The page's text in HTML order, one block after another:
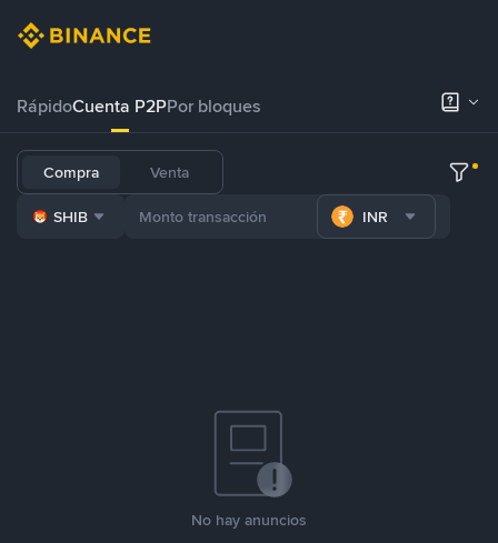
RápidoCuenta P2PPor bloques
Compra Venta
SHIB INR
No hay anuncios